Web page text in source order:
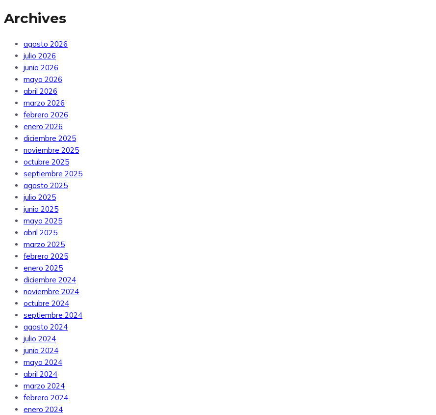
Archives
agosto 2026
julio 2026
junio 2026
mayo 2026
abril 2026
marzo 2026
febrero 2026
enero 2026
diciembre 2025
noviembre 2025
octubre 2025
septiembre 2025
agosto 2025
julio 2025
junio 2025
mayo 2025
abril 2025
marzo 2025
febrero 2025
enero 2025
diciembre 2024
noviembre 2024
octubre 2024
septiembre 2024
agosto 2024
julio 2024
junio 2024
mayo 2024
abril 2024
marzo 2024
febrero 2024
enero 2024